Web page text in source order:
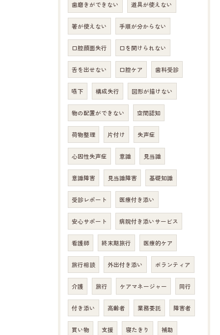
歯磨きができない 道具が使えない
箸が使えない 手順が分からない
口腔顔面失行 口を開けられない
舌を出せない 口腔ケア 歯科受診
嚥下 構成失行 図形が描けない
物の配置ができない 空間認知
荷物整理 片付け 失声症
心因性失声症 意識 見当識
意識障害 見当識障害 基礎知識
受診レポート 医療付き添い
安心サポート 病院付き添いサービス
看護師 終末期旅行 医療的ケア
旅行相談 外出付き添い ボランティア
介護 旅行 ケアマネージャー 同行
付き添い 高齢者 業務委託 障害者
買い物 支援 寝たきり 補助